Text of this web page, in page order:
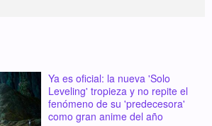
Ya es oficial: la nueva 'Solo
Leveling' tropieza y no repite el
fenómeno de su 'predecesora'
como gran anime del año